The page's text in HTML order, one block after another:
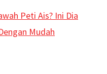
Peti Ais? Ini Dia
Mudah